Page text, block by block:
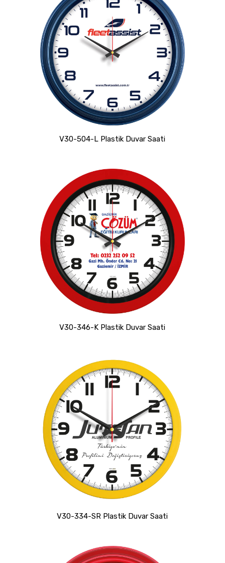
V30-504-L Plastik Duvar Saati
V30-346-K Plastik Duvar Saati
V30-334-SR Plastik Duvar Saati